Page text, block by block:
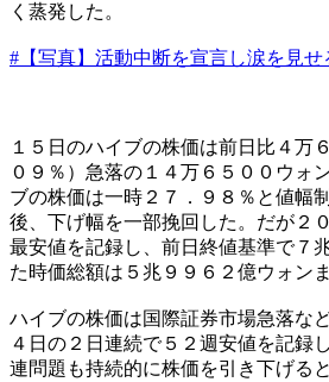
く蒸発した。
#【写真】活動中断を宣言し涙を見
１５日のハイブの株価は前日比４万
０９％）急落の１４万６５００ウォ
ブの株価は一時２７．９８％と値幅
後、下げ幅を一部挽回した。だが２
最安値を記録し、前日終値基準で７
た時価総額は５兆９９６２億ウォン
ハイブの株価は国際証券市場急落な
４日の２日連続で５２週安値を記録
連問題も持続的に株価を引き下げる